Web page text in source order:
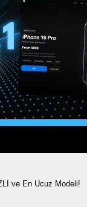
ve En Ucuz Modeli!